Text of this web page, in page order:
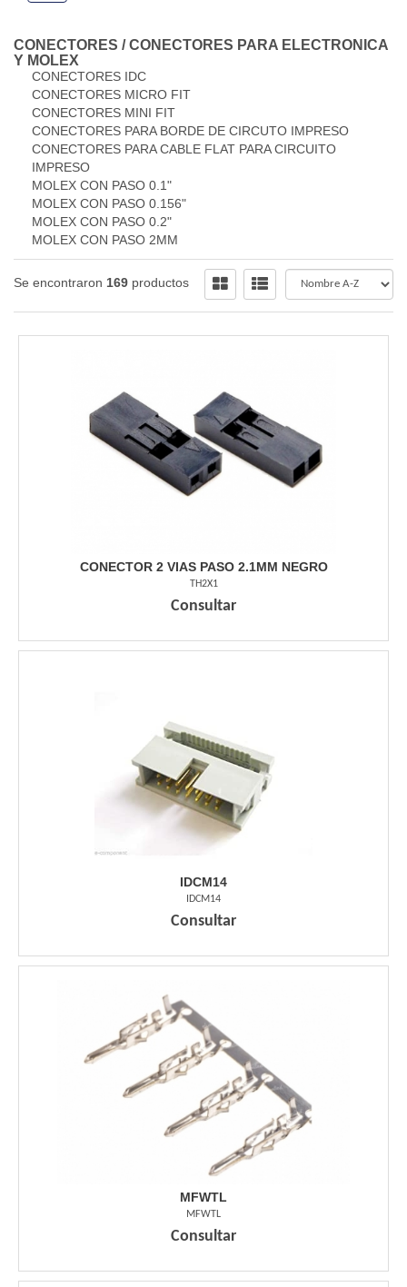
CONECTORES /CONECTORES PARA ELECTRONICA
Y MOLEX
CONECTORES IDC
CONECTORES MICRO FIT
CONECTORES MINI FIT
CONECTORES PARA BORDE DE CIRCUTO IMPRESO
CONECTORES PARA CABLE FLAT PARA CIRCUITO
IMPRESO
MOLEX CON PASO 0.1"
MOLEX CON PASO 0.156"
MOLEX CON PASO 0.2"
MOLEX CON PASO 2MM
Se encontraron 169 productos
CONECTOR 2 VIAS PASO 2.1MM NEGRO
TH2X1
Consultar
IDCM14
IDCM14
Consultar
MFWTL
MFWTL
Consultar